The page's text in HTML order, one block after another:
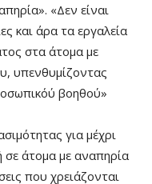
«Δεν είναι
και άρα τα εργαλεία
στα άτομα με
υπενθυμίζοντας
βοηθού»
για μέχρι
άτομα με αναπηρία
που χρειάζονται